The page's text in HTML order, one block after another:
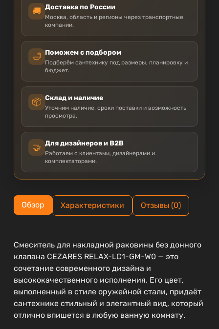
🚚 Доставка по России
Москва, область и регионы через транспортные
компании.
🛁 Поможем с подбором
Подберём сантехнику под размеры, планировку и
бюджет.
📦 Склад и наличие
Уточним наличие, сроки поставки и возможность
просмотра.
🤝 Для дизайнеров и B2B
Работаем с клиентами, дизайнерами и
комплектаторами.
Обзор Характеристики Отзывы (0)
Смеситель для накладной раковины без донного
клапана CEZARES RELAX-LC1-GM-W0 — это
сочетание современного дизайна и
высококачественного исполнения. Его цвет,
выполненный в стиле оружейной стали, придаёт
сантехнике стильный и элегантный вид, который
отлично впишется в любую ванную комнату.